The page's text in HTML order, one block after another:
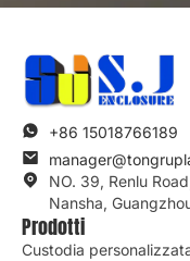
+86 15018766189
NO. 39, Renlu
Nansha,
Prodotti
Custodia